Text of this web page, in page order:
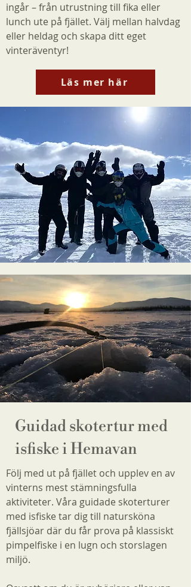
ingår – från utrustning till fika eller
lunch ute på fjället. Välj mellan halvdag
eller heldag och skapa ditt eget
vinteräventyr!
Läs mer här
Guidad skotertur med
isfiske i Hemavan
Följ med ut på fjället och upplev en av
vinterns mest stämningsfulla
aktiviteter. Våra guidade skoterturer
med isfiske tar dig till natursköna
fjällsjöar där du får prova på klassiskt
pimpelfiske i en lugn och storslagen
miljö.